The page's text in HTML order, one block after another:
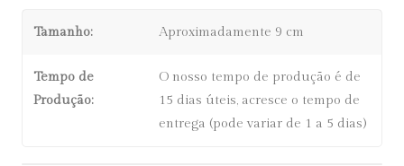
Tamanho: Aproximadamente 9 cm
Tempo de
Produção:
O nosso tempo de produção é de
15 dias úteis, acresce o tempo de
entrega (pode variar de 1 a 5 dias)